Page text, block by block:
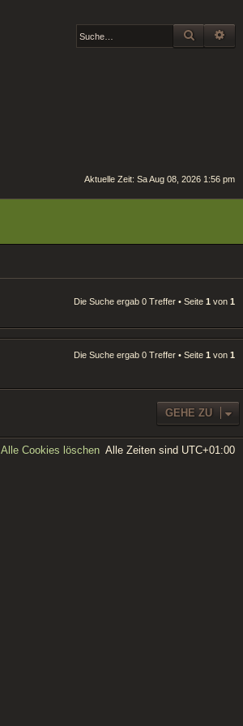
SUCHE
Aktuelle Zeit: Sa Aug 08, 2026 1:56 pm
Die Suche ergab 0 Treffer • Seite 1 von 1
Die Suche ergab 0 Treffer • Seite 1 von 1
GEHE ZU
Alle Zeiten sind UTC+01:00
Alle Cookies löschen